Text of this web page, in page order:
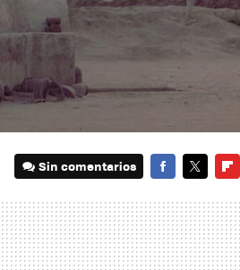
Sin comentarios